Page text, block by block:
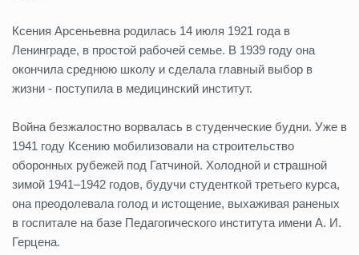
Ксения Арсеньевна родилась 14 июля 1921 года в
Ленинграде, в простой рабочей семье. В 1939 году она
окончила среднюю школу и сделала главный выбор в
жизни - поступила в медицинский институт.
Война безжалостно ворвалась в студенческие будни. Уже в
1941 году Ксению мобилизовали на строительство
оборонных рубежей под Гатчиной. Холодной и страшной
зимой 1941–1942 годов, будучи студенткой третьего курса,
она преодолевала голод и истощение, выхаживая раненых
в госпитале на базе Педагогического института имени А. И.
Герцена.